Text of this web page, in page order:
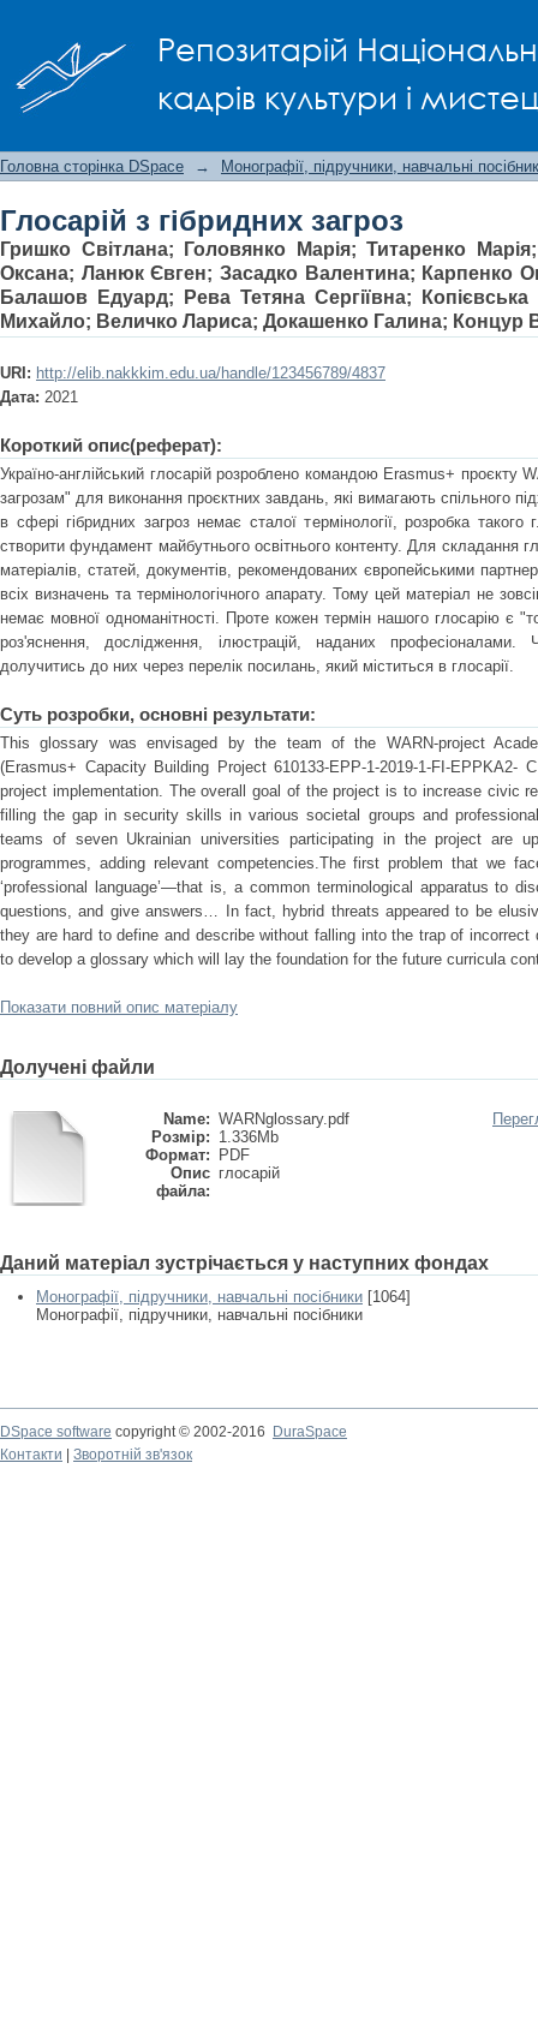
Репозитарій
кадрів культури і
Головна сторінка DSpace → Монографії, підручники, навчальні
Глосарій з гібридних загроз
Гришко Світлана; Головянко Марія; Титаренко Марія
Оксана; Ланюк Євген; Засадко Валентина; Карпенко
Балашов Едуард; Рева Тетяна Сергіївна;
Михайло; Величко Лариса; Докашенко Галина; Концур
URI: http://elib.nakkkim.edu.ua/handle/123456789/4837
Дата: 2021
Короткий опис(реферат):
Україно-англійський глосарій розроблено командою Erasmus+ проєкту
загрозам" для виконання проєктних завдань, які вимагають спільного
в сфері гібридних загроз немає сталої термінології, розробка
створити фундамент майбутнього освітнього контенту. Для складання
матеріалів, статей, документів, рекомендованих європейськими
всіх визначень та термінологічного апарату. Тому цей матеріал не
немає мовної одноманітності. Проте кожен термін нашого глосарію є
роз'яснення, дослідження, ілюстрацій, наданих
долучитись до них через перелік посилань, який міститься в глосарії.
Суть розробки, основні результати:
This glossary was envisaged by the team of the WARN-project
(Erasmus+ Capacity Building Project 610133-EPP-1-2019-1-FI-
project implementation. The overall goal of the project is to increase civic
filling the gap in security skills in various societal groups and
teams of seven Ukrainian universities participating in the project are
programmes, adding relevant competencies.The first problem that we
‘professional language’—that is, a common terminological apparatus to
questions, and give answers… In fact, hybrid threats appeared to be
they are hard to define and describe without falling into the trap of
to develop a glossary which will lay the foundation for the future curricula
Показати повний опис матеріалу
Долучені файли
Name: WARNglossary.pdf
Розмір: 1.336Mb
Формат:
PDF
Опис
файла:
глосарій
Даний матеріал зустрічається у наступних фондах
Монографії, підручники, навчальні посібники [1064]
Монографії, підручники, навчальні посібники
DSpace software copyright © 2002-2016
DuraSpace
Контакти
Зворотній зв'язок